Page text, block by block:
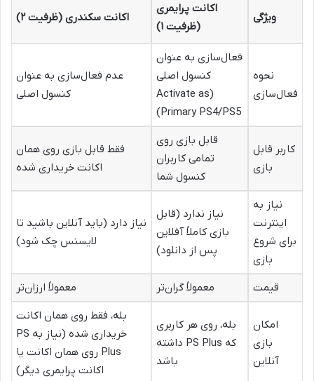
ویژگی
اکانت پرایمری
(ظرفیت ۱)
اکانت سکندری (ظرفیت ۲)
نحوه
فعال‌سازی
فعال‌سازی به عنوان
کنسول اصلی
(Activate as
Primary PS4/PS5)
عدم فعال‌سازی به عنوان
کنسول اصلی
کاربر قابل
بازی
قابل بازی روی
تمامی کاربران
کنسول شما
فقط قابل بازی روی همان
اکانت خریداری شده
نیاز به
اینترنت
برای شروع
بازی
نیاز ندارد (قابل
بازی کاملاً آفلاین
پس از دانلود)
نیاز دارد (باید آنلاین باشید تا
لایسنس چک شود)
قیمت معمولاً گران‌تر معمولاً ارزان‌تر
امکان
بازی
آنلاین
بله، روی هر کاربری
که PS Plus داشته
باشد
بله، فقط روی همان اکانت
خریداری شده (نیاز به PS
Plus روی همان اکانت یا
اکانت پرایمری دیگر)